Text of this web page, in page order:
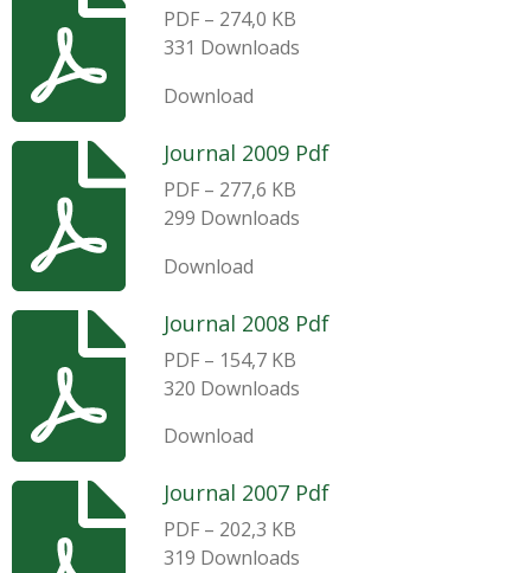
PDF – 274,0 KB
331 Downloads
Download
Journal 2009 Pdf
PDF – 277,6 KB
299 Downloads
Download
Journal 2008 Pdf
PDF – 154,7 KB
320 Downloads
Download
Journal 2007 Pdf
PDF – 202,3 KB
319 Downloads